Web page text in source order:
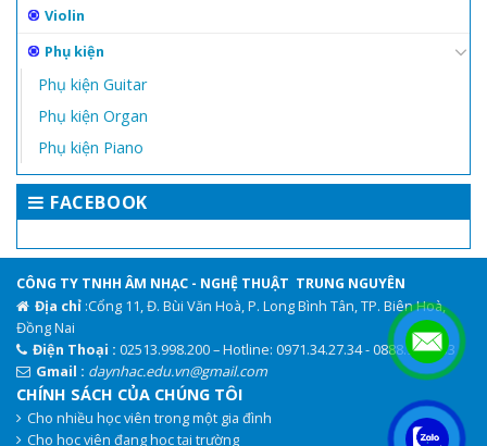
Violin
Phụ kiện
Phụ kiện Guitar
Phụ kiện Organ
Phụ kiện Piano
FACEBOOK
CÔNG TY TNHH ÂM NHẠC - NGHỆ THUẬT TRUNG NGUYÊN
Địa chỉ :Cổng 11, Đ. Bùi Văn Hoà, P. Long Bình Tân, TP. Biên Hoà,
Đồng Nai
Điện Thoại : 02513.998.200 – Hotline: 0971.34.27.34 - 0888.944.333
Gmail : daynhac.edu.vn@gmail.com
CHÍNH SÁCH CỦA CHÚNG TÔI
Cho nhiều học viên trong một gia đình
Cho học viên đang học tại trường
.